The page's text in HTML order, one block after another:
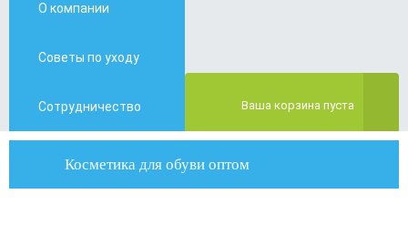
О компании
Советы по уходу
Сотрудничество Ваша корзина пуста
Косметика для обуви оптом